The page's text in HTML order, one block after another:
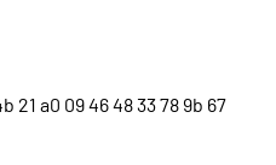
21 a0 09 46 48 33 78 9b 67